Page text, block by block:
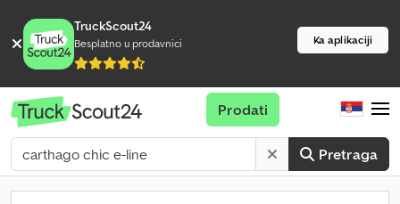
TruckScout24
Besplatno u prodavnici Ka aplikaciji
Pretraga
Prodati